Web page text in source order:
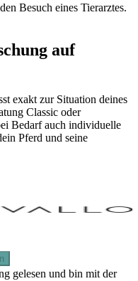
Besuch eines Tierarztes.
auf
exakt zur Situation deines
Classic oder
Bedarf auch individuelle
Pferd und seine
gelesen und bin mit der